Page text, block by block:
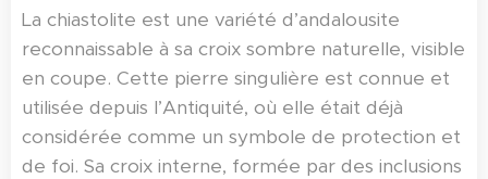
La chiastolite est une variété d’andalousite
reconnaissable à sa croix sombre naturelle, visible
en coupe. Cette pierre singulière est connue et
utilisée depuis l’Antiquité, où elle était déjà
considérée comme un symbole de protection et
de foi. Sa croix interne, formée par des inclusions